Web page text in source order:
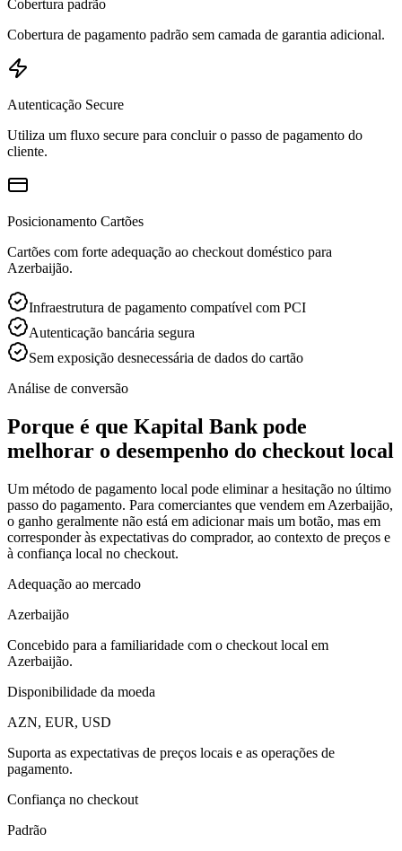
Cobertura padrão
Cobertura de pagamento padrão sem camada de garantia adicional.
Autenticação Secure
Utiliza um fluxo secure para concluir o passo de pagamento do
cliente.
Posicionamento Cartões
Cartões com forte adequação ao checkout doméstico para
Azerbaijão.
Infraestrutura de pagamento compatível com PCI
Autenticação bancária segura
Sem exposição desnecessária de dados do cartão
Análise de conversão
Porque é que Kapital Bank pode
melhorar o desempenho do checkout local
Um método de pagamento local pode eliminar a hesitação no último
passo do pagamento. Para comerciantes que vendem em Azerbaijão,
o ganho geralmente não está em adicionar mais um botão, mas em
corresponder às expectativas do comprador, ao contexto de preços e
à confiança local no checkout.
Adequação ao mercado
Azerbaijão
Concebido para a familiaridade com o checkout local em
Azerbaijão.
Disponibilidade da moeda
AZN, EUR, USD
Suporta as expectativas de preços locais e as operações de
pagamento.
Confiança no checkout
Padrão